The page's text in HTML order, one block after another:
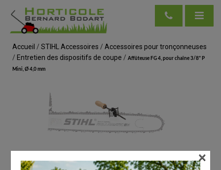
Accueil / STIHL Accessoires / Accessoires pour tronçonneuses
/ Entretien des dispositifs de coupe / Affûteuse FG 4, pour chaîne 3/8" P
Mini, Ø 4,0 mm
voir en taille réelle
×